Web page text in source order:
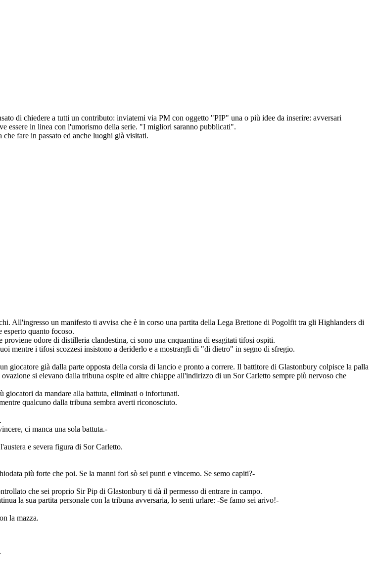
di chiedere a tutti un contributo: inviatemi via PM con oggetto "PIP" una o più idee da inserire: avversari
essere in linea con l'umorismo della serie. "I migliori saranno pubblicati".
fare in passato ed anche luoghi già visitati.
All'ingresso un manifesto ti avvisa che è in corso una partita della Lega Brettone di Pogolfit tra gli Highlanders di
quanto focoso.
odore di distilleria clandestina, ci sono una cnquantina di esagitati tifosi ospiti.
mentre i tifosi scozzesi insistono a deriderlo e a mostrargli di "di dietro" in segno di sfregio.
giocatore già dalla parte opposta della corsia di lancio e pronto a correre. Il battitore di Glastonbury colpisce la palla
si elevano dalla tribuna ospite ed altre chiappe all'indirizzo di un Sor Carletto sempre più nervoso che
giocatori da mandare alla battuta, eliminati o infortunati.
qualcuno dalla tribuna sembra averti riconosciuto.
ci manca una sola battuta.-
e severa figura di Sor Carletto.
più forte che poi. Se la manni fori sò sei punti e vincemo. Se semo capiti?-
che sei proprio Sir Pip di Glastonbury ti dà il permesso di entrare in campo.
la sua partita personale con la tribuna avversaria, lo senti urlare: -Se famo sei arivo!-
la mazza.